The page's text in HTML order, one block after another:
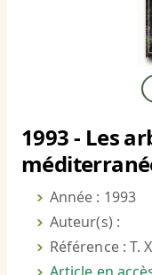
1993 - Les
Année : 1993
Auteur(s) :
Référence : T.